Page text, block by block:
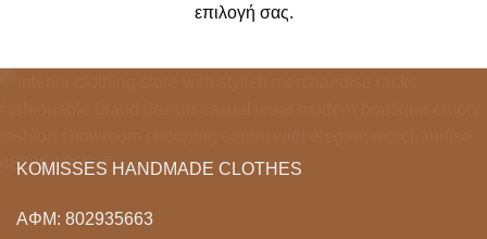
επιλογή σας.
KOMISSES HANDMADE CLOTHES
ΑΦΜ: 802935663